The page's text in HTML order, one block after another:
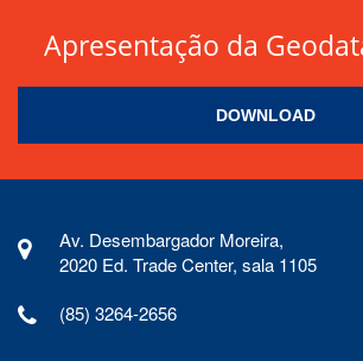
Apresentação da
DOWNLOAD
Av. Desembargador Moreira,
2020 Ed. Trade Center, sala 1105
(85) 3264-2656